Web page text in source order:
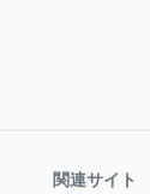
関連サイト